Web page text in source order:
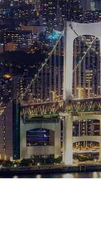
お知らせ
競馬